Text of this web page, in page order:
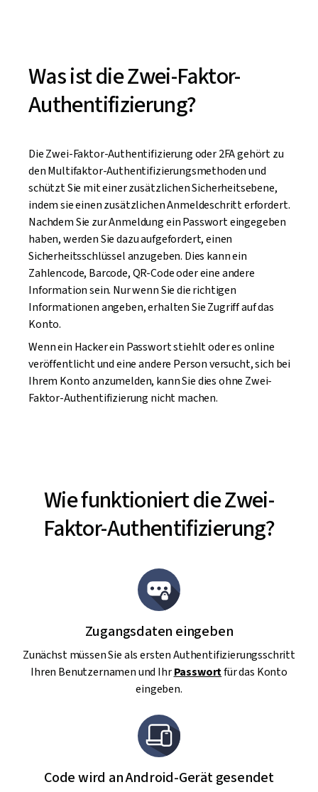
Was ist die Zwei-Faktor-
Authentifizierung?
Die Zwei-Faktor-Authentifizierung oder 2FA gehört zu
den Multifaktor-Authentifizierungsmethoden und
schützt Sie mit einer zusätzlichen Sicherheitsebene,
indem sie einen zusätzlichen Anmeldeschritt erfordert.
Nachdem Sie zur Anmeldung ein Passwort eingegeben
haben, werden Sie dazu aufgefordert, einen
Sicherheitsschlüssel anzugeben. Dies kann ein
Zahlencode, Barcode, QR-Code oder eine andere
Information sein. Nur wenn Sie die richtigen
Informationen angeben, erhalten Sie Zugriff auf das
Konto.
Wenn ein Hacker ein Passwort stiehlt oder es online
veröffentlicht und eine andere Person versucht, sich bei
Ihrem Konto anzumelden, kann Sie dies ohne Zwei-
Faktor-Authentifizierung nicht machen.
Wie funktioniert die Zwei-
Faktor-Authentifizierung?
Zugangsdaten eingeben
Zunächst müssen Sie als ersten Authentifizierungsschritt
Ihren Benutzernamen und IhrPasswortfür das Konto
eingeben.
Code wird an Android-Gerät gesendet